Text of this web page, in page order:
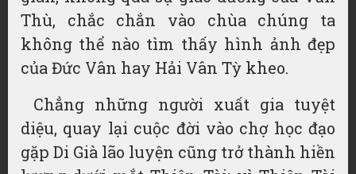
Thù, chắc chắn vào chùa chúng ta
không thể nào tìm thấy hình ảnh đẹp
của Đức Vân hay Hải Vân Tỳ kheo.
Chẳng những người xuất gia tuyệt
diệu, quay lại cuộc đời vào chợ học đạo
gặp Di Già lão luyện cũng trở thành hiền